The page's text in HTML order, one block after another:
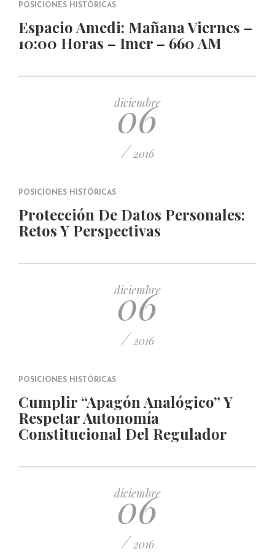
POSICIONES HISTÓRICAS
Espacio Amedi: Mañana Viernes –
10:00 Horas – Imer – 660 AM
diciembre
06
/ 2016
POSICIONES HISTÓRICAS
Protección De Datos Personales:
Retos Y Perspectivas
diciembre
06
/ 2016
POSICIONES HISTÓRICAS
Cumplir “Apagón Analógico” Y
Respetar Autonomía
Constitucional Del Regulador
diciembre
06
/ 2016